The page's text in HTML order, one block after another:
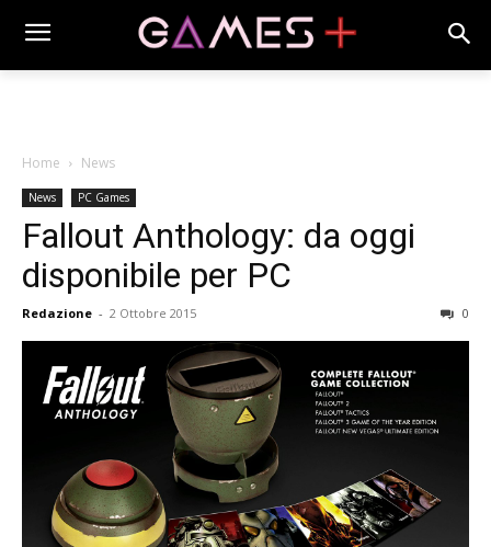
Home News
News PC Games
Fallout Anthology: da oggi
disponibile per PC
Redazione - 2 Ottobre 2015 0